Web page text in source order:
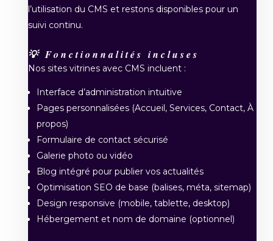
l’utilisation du CMS et restons disponibles pour un
suivi continu.
💡 Fonctionnalités incluses
Nos sites vitrines avec CMS incluent :
Interface d’administration intuitive
Pages personnalisées (Accueil, Services, Contact, À
propos)
Formulaire de contact sécurisé
Galerie photo ou vidéo
Blog intégré pour publier vos actualités
Optimisation SEO de base (balises, méta, sitemap)
Design responsive (mobile, tablette, desktop)
Hébergement et nom de domaine (optionnel)